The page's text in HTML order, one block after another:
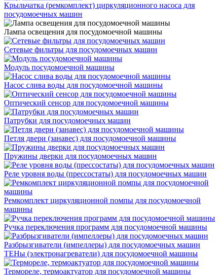
Крыльчатка (ремкомплект) циркуляционного насоса для
посудомоечных машин
Лампа освещения для посудомоечной машины
Сетевые фильтры для посудомоечных машин
Модуль посудомоечной машины
Насос слива воды для посудомоечной машины
Оптический сенсор для посудомоечной машины
Патрубки для посудомоечных машин
Петля двери (занавес) для посудомоечной машины
Пружины дверки для посудомоечных машин
Реле уровня воды (прессостаты) для посудомоечных машин
Ремкомплект циркуляционной помпы для посудомоечной
машины
Ручка переключения программ для посудомоечной машины
Разбрызгиватели (импеллеры) для посудомоечных машин
ТЕНы (электронагреватели) для посудомоечной машины
Термореле, термоактуатор для посудомоечной машины